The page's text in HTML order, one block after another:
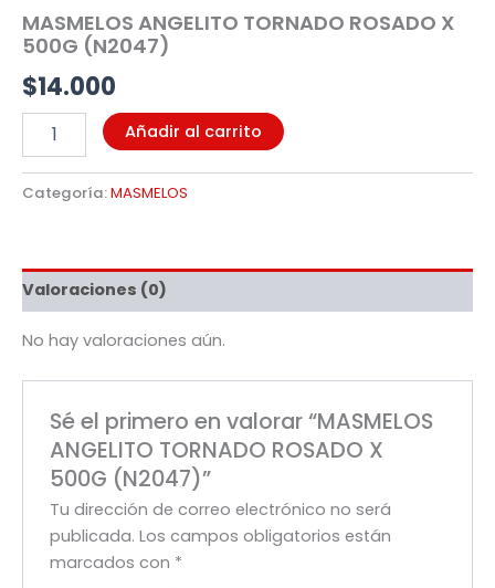
MASMELOS ANGELITO TORNADO ROSADO X
500G (N2047)
$14.000
Añadir al carrito
Categoría:MASMELOS
Valoraciones (0)
No hay valoraciones aún.
Sé el primero en valorar “MASMELOS
ANGELITO TORNADO ROSADO X
500G (N2047)”
Tu dirección de correo electrónico no será
publicada. Los campos obligatorios están
marcados con *